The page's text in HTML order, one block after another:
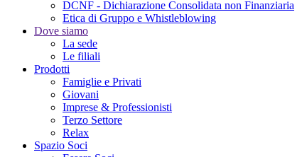
DCNF - Dichiarazione Consolidata non Finanziaria
Etica di Gruppo e Whistleblowing
Dove siamo
La sede
Le filiali
Prodotti
Famiglie e Privati
Giovani
Imprese & Professionisti
Terzo Settore
Relax
Spazio Soci